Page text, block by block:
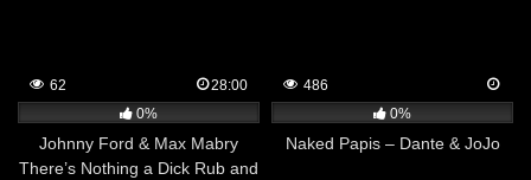
62
28:00
0%
Johnny Ford & Max Mabry
There’s Nothing a Dick Rub and
486
0%
Naked Papis – Dante & JoJo